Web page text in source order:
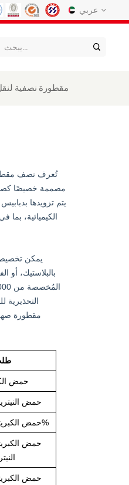
عربي
Español
Қазақстан
kiswahili
Slovák
مقطورة نصفية
الكيميائية،
يمكن تخصيص
بالبلاستيك، أو
مقطورة
حمض
حمض
حمض الكبريتيك بنسبة 98%
حمض
حمض